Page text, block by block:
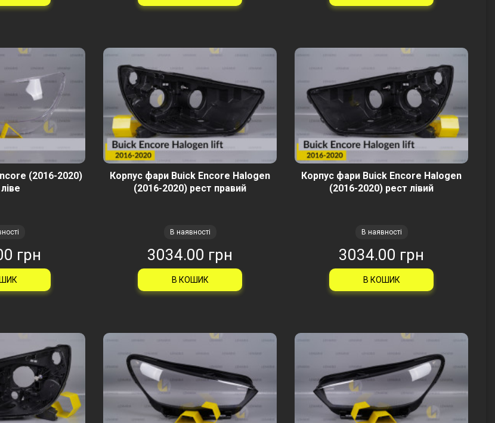
(2016-2020)
грн
Корпус фари Buick Encore Halogen
(2016-2020) рест правий
В наявності
3034.00 грн
В КОШИК
Корпус фари Buick Encore Halogen
(2016-2020) рест лівий
В наявності
3034.00 грн
В КОШИК